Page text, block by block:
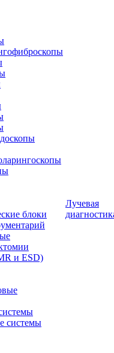
блоки
и ESD)
системы
Лучевая